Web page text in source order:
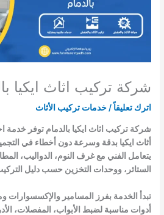
شركة تركيب اثاث ايكيا
اترك تعليقاً /خدمات تركيب الأثاث
شركة تركيب اثاث ايكيا بالدمام توفر خدمة
أثاث ايكيا بدقة وسرعة دون أخطاء في
يتعامل الفني مع غرف النوم، الدواليب،
الستائر، ووحدات التخزين حسب دليل
تبدأ الخدمة بفرز المسامير والإكسسوارات
أدوات مناسبة لضبط الأبواب، المفصلات،